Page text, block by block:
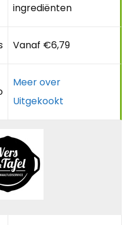
ingrediënten
Vanaf €6,79
Meer over
Uitgekookt